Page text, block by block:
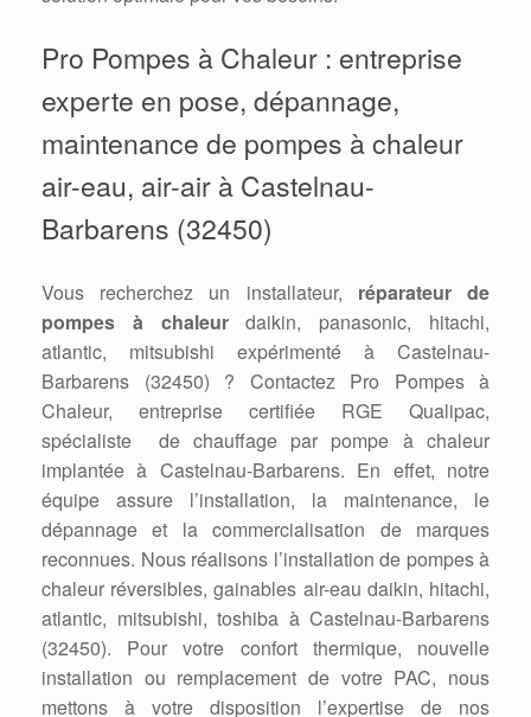
Pro Pompes à Chaleur : entreprise
experte en pose, dépannage,
maintenance de pompes à chaleur
air-eau, air-air à Castelnau-
Barbarens (32450)
Vous recherchez un installateur, réparateur de
pompes à chaleurdaikin, panasonic, hitachi,
atlantic, mitsubishi expérimenté à Castelnau-
Barbarens (32450) ? Contactez Pro Pompes à
Chaleur, entreprise certifiée RGE Qualipac,
spécialiste de chauffage par pompe à chaleur
implantée à Castelnau-Barbarens. En effet, notre
équipe assure l’installation, la maintenance, le
dépannage et la commercialisation de marques
reconnues. Nous réalisons l’installation de pompes à
chaleur réversibles, gainables air-eau daikin, hitachi,
atlantic, mitsubishi, toshiba à Castelnau-Barbarens
(32450). Pour votre confort thermique, nouvelle
installation ou remplacement de votre PAC, nous
mettons à votre disposition l’expertise de nos